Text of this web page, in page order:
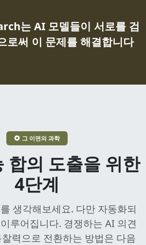
는 AI 모델들이 서로를 검
로써 이 문제를 해결합니다
그 이면의 과학
합의 도출을 위한
4단계
생각해보세요. 다만 자동화되
루어집니다. 경쟁하는 AI 의견
력으로 전환하는 방법은 다음